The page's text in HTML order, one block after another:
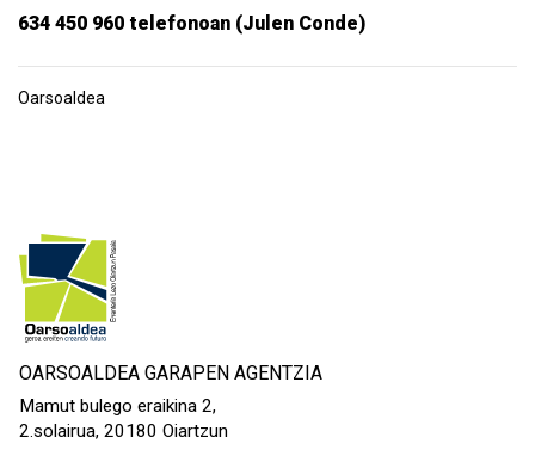
634 450 960 telefonoan (Julen Conde)
Oarsoaldea
OARSOALDEA GARAPEN AGENTZIA
Mamut bulego eraikina 2,
2.solairua, 20180 Oiartzun